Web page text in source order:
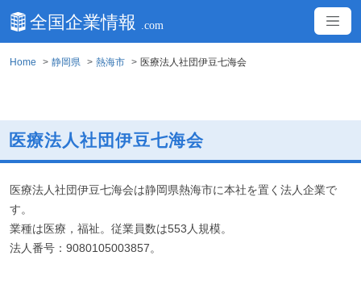
Home 静岡県 熱海市 医療法人社団伊豆七海会
医療法人社団伊豆七海会
医療法人社団伊豆七海会は静岡県熱海市に本社を置く法人企業で
す。
業種は医療，福祉。従業員数は553人規模。
法人番号：9080105003857。